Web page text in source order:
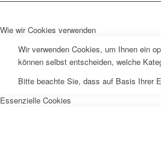
Wie wir Cookies verwenden
Wir verwenden Cookies, um Ihnen ein
können selbst entscheiden, welche
Bitte beachte Sie, dass auf Basis Ihrer
Essenzielle Cookies